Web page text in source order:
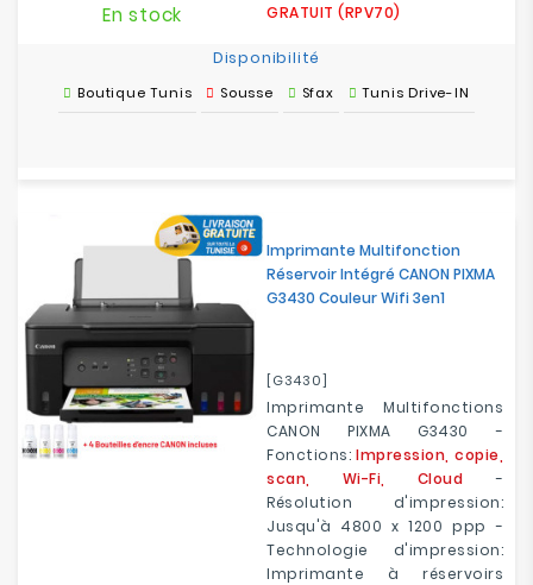
GRATUIT (RPV70)
En stock
Disponibilité
Boutique Tunis Sousse Sfax Tunis Drive-IN
Imprimante Multifonction
Réservoir Intégré CANON PIXMA
G3430 Couleur Wifi 3en1
[G3430]
Imprimante Multifonctions
CANON PIXMA G3430 -
Fonctions: Impression, copie,
scan, Wi-Fi, Cloud
-
Résolution d'impression:
Jusqu'à 4800 x 1200 ppp -
Technologie d'impression:
Imprimante à réservoirs